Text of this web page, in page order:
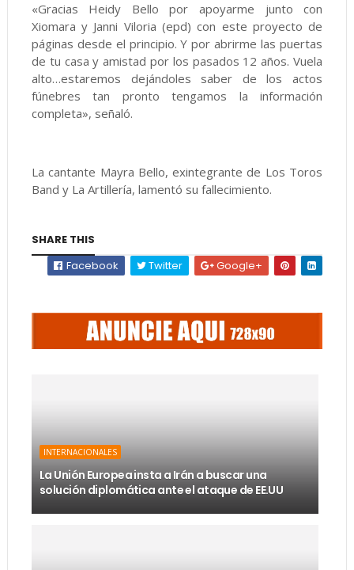
«Gracias Heidy Bello por apoyarme junto con
Xiomara y Janni Viloria (epd) con este proyecto de
páginas desde el principio. Y por abrirme las puertas
de tu casa y amistad por los pasados 12 años. Vuela
alto…estaremos dejándoles saber de los actos
fúnebres tan pronto tengamos la información
completa», señaló.
La cantante Mayra Bello, exintegrante de Los Toros
Band y La Artillería, lamentó su fallecimiento.
SHARE THIS
Facebook
Twitter Google+
INTERNACIONALES
La Unión Europea insta a Irán a buscar una
solución diplomática ante el ataque de EE.UU